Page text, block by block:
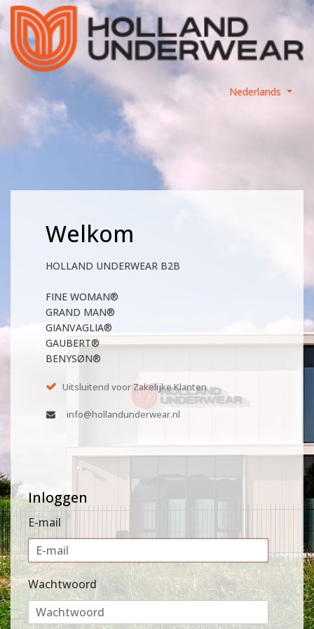
Nederlands
Welkom
HOLLAND UNDERWEAR B2B
FINE WOMAN®
GRAND MAN®
GIANVAGLIA®
GAUBERT®
BENYSØN®
Uitsluitend voor Zakelijke Klanten
info@hollandunderwear.nl
Inloggen
E-mail
Wachtwoord